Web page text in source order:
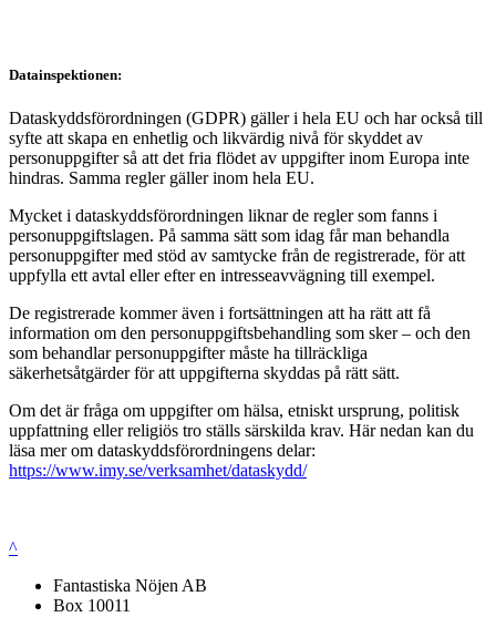
Datainspektionen:
Dataskyddsförordningen (GDPR) gäller i hela EU och har också till
syfte att skapa en enhetlig och likvärdig nivå för skyddet av
personuppgifter så att det fria flödet av uppgifter inom Europa inte
hindras. Samma regler gäller inom hela EU.
Mycket i dataskyddsförordningen liknar de regler som fanns i
personuppgiftslagen. På samma sätt som idag får man behandla
personuppgifter med stöd av samtycke från de registrerade, för att
uppfylla ett avtal eller efter en intresseavvägning till exempel.
De registrerade kommer även i fortsättningen att ha rätt att få
information om den personuppgiftsbehandling som sker – och den
som behandlar personuppgifter måste ha tillräckliga
säkerhetsåtgärder för att uppgifterna skyddas på rätt sätt.
Om det är fråga om uppgifter om hälsa, etniskt ursprung, politisk
uppfattning eller religiös tro ställs särskilda krav. Här nedan kan du
läsa mer om dataskyddsförordningens delar:
https://www.imy.se/verksamhet/dataskydd/
^
Fantastiska Nöjen AB
Box 10011